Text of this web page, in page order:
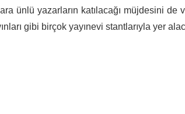
ünlü yazarların katılacağı müjdesini de
gibi birçok yayınevi stantlarıyla yer